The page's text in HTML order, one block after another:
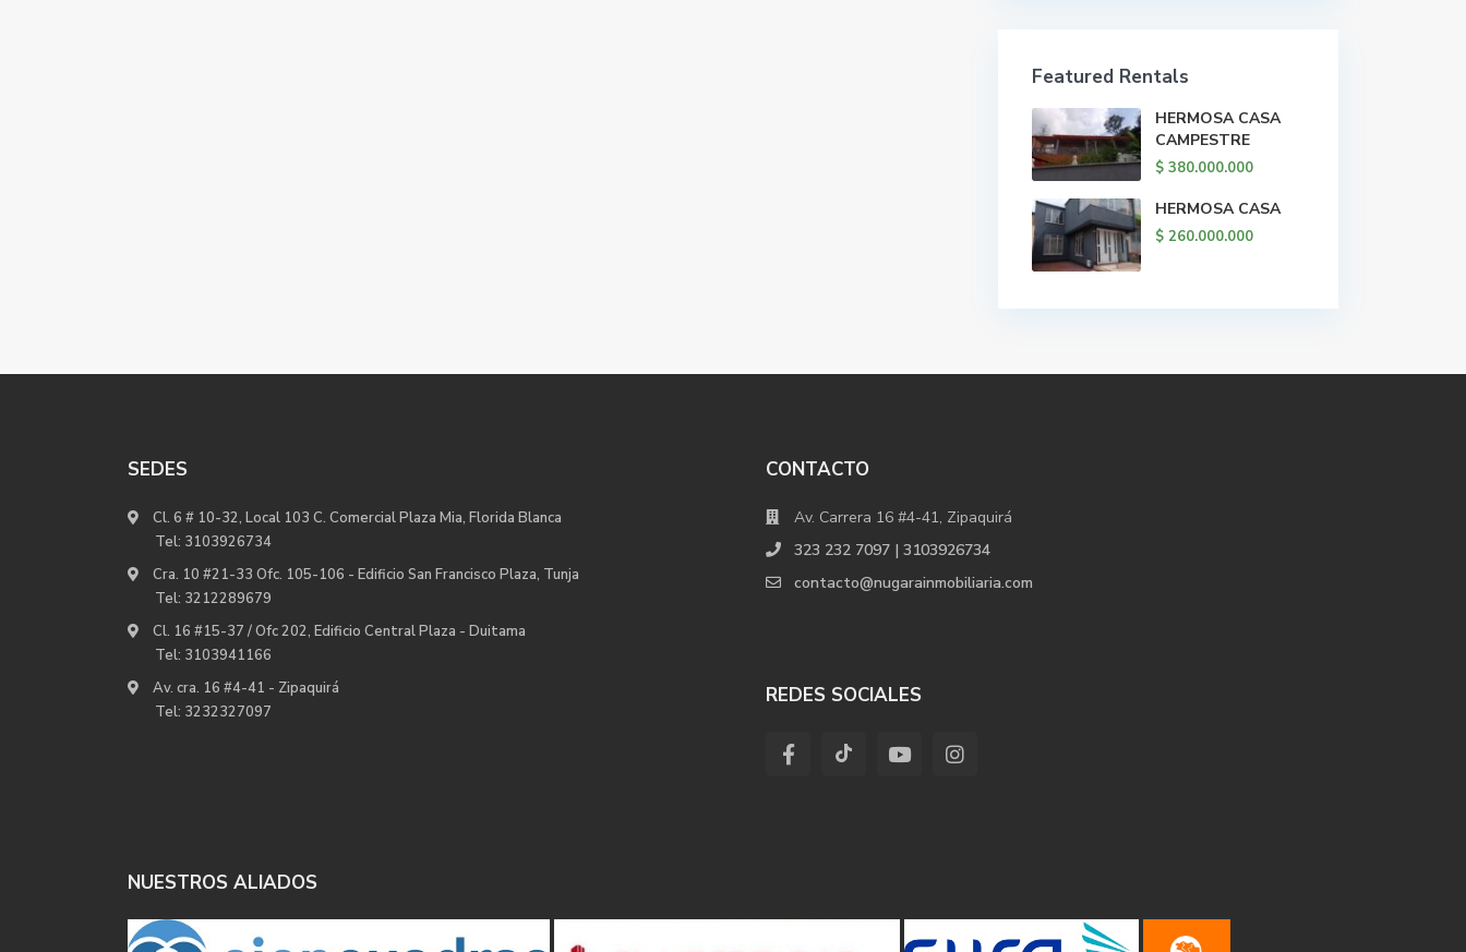
Featured Rentals
HERMOSA CASA
CAMPESTRE
$ 380.000.000
HERMOSA CASA
$ 260.000.000
SEDES
Cl. 6 # 10-32, Local 103 C. Comercial Plaza Mia, Florida Blanca
Tel: 3103926734
Cra. 10 #21-33 Ofc. 105-106 - Edificio San Francisco Plaza, Tunja
Tel: 3212289679
Cl. 16 #15-37 / Ofc 202, Edificio Central Plaza - Duitama
Tel: 3103941166
Av. cra. 16 #4-41 - Zipaquirá
Tel: 3232327097
CONTACTO
Av. Carrera 16 #4-41, Zipaquirá
323 232 7097 | 3103926734
contacto@nugarainmobiliaria.com
REDES SOCIALES
NUESTROS ALIADOS